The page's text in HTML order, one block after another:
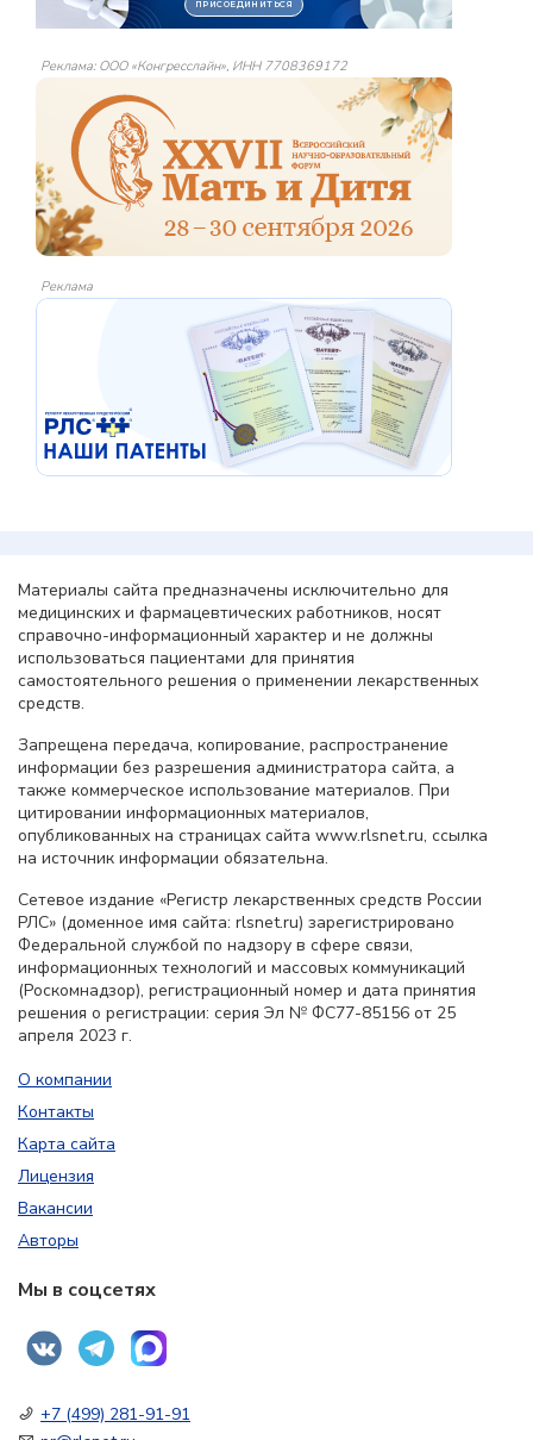
Реклама: ООО «Конгресслайн», ИНН 7708369172
Реклама
Материалы сайта предназначены исключительно для
медицинских и фармацевтических работников, носят
справочно-информационный характер и не должны
использоваться пациентами для принятия
самостоятельного решения о применении лекарственных
средств.
Запрещена передача, копирование, распространение
информации без разрешения администратора сайта, а
также коммерческое использование материалов. При
цитировании информационных материалов,
опубликованных на страницах сайта www.rlsnet.ru, ссылка
на источник информации обязательна.
Сетевое издание «Регистр лекарственных средств России
РЛС» (доменное имя сайта: rlsnet.ru) зарегистрировано
Федеральной службой по надзору в сфере связи,
информационных технологий и массовых коммуникаций
(Роскомнадзор), регистрационный номер и дата принятия
решения о регистрации: серия Эл № ФС77-85156 от 25
апреля 2023 г.
О компании
Контакты
Карта сайта
Лицензия
Вакансии
Авторы
Мы в соцсетях
+7 (499) 281-91-91